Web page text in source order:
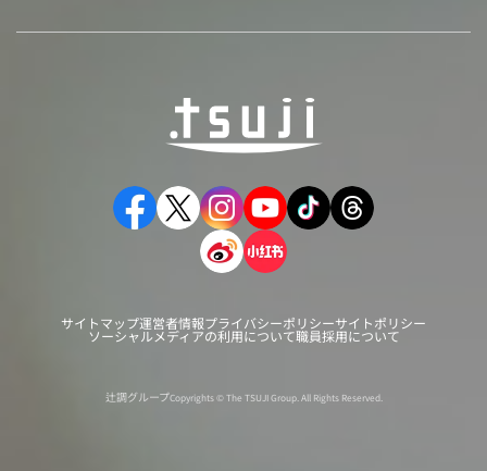
サイトマップ運営者情報プライバシーポリシーサイトポリシー
ソーシャルメディアの利用について職員採用について
辻調グループCopyrights © The TSUJI Group. All Rights Reserved.